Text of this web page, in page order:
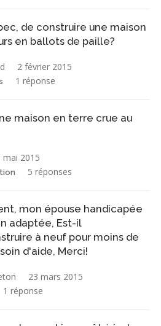
de construire une maison
en ballots de paille?
2 février 2015
1 réponse
maison en terre crue au
mai 2015
5 réponses
mon épouse handicapée
adaptée, Est-il
à neuf pour moins de
d'aide, Merci!
23 mars 2015
1 réponse